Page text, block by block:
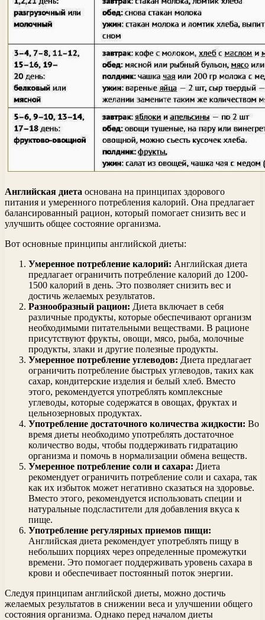
Английская диета основана на принципах здорового
питания и умеренного потребления калорий. Она предлагает
балансированный рацион, который помогает снизить вес и
улучшить общее состояние организма.
Вот основные принципы английской диеты:
Умеренное потребление калорий: Английская диета
предлагает ограничить потребление калорий до 1200-
1500 калорий в день. Это позволяет снизить вес и
достичь желаемых результатов.
Разнообразный рацион: Диета включает в себя
различные продукты, которые обеспечивают организм
необходимыми питательными веществами. В рационе
присутствуют фрукты, овощи, мясо, рыба, молочные
продукты, злаки и другие полезные продукты.
Умеренное потребление углеводов: Диета предлагает
ограничить потребление быстрых углеводов, таких как
сахар, кондитерские изделия и белый хлеб. Вместо
этого, рекомендуется употреблять комплексные
углеводы, которые содержатся в овощах, фруктах и
цельнозерновых продуктах.
Употребление достаточного количества жидкости: Во
время диеты необходимо употреблять достаточное
количество воды, чтобы поддерживать гидратацию
организма и помочь в нормализации обмена веществ.
Умеренное потребление соли и сахара: Диета
рекомендует ограничить потребление соли и сахара, так
как их избыток может негативно сказаться на здоровье.
Вместо этого, рекомендуется использовать специи и
натуральные подсластители для добавления вкуса к
пище.
Употребление регулярных приемов пищи:
Английская диета рекомендует употреблять пищу в
небольших порциях через определенные промежутки
времени. Это помогает поддерживать уровень сахара в
крови и обеспечивает постоянный поток энергии.
Следуя принципам английской диеты, можно достичь
желаемых результатов в снижении веса и улучшении общего
состояния организма. Однако перед началом диеты